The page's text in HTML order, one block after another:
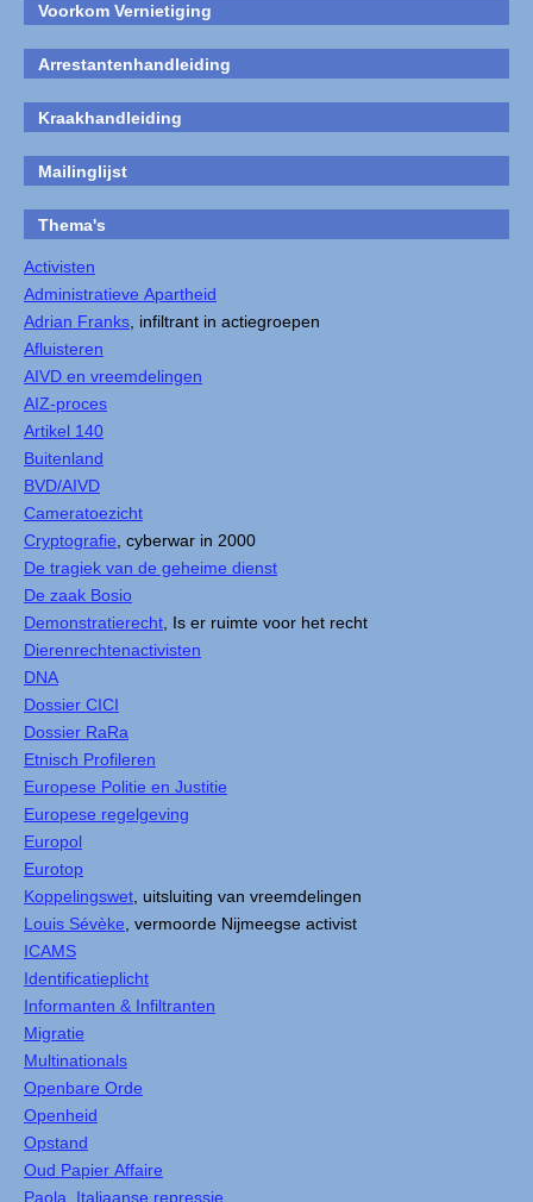
Voorkom Vernietiging
Arrestantenhandleiding
Kraakhandleiding
Mailinglijst
Thema's
Activisten
Administratieve Apartheid
Adrian Franks , infiltrant in actiegroepen
Afluisteren
AIVD en vreemdelingen
AIZ-proces
Artikel 140
Buitenland
BVD/AIVD
Cameratoezicht
Cryptografie , cyberwar in 2000
De tragiek van de geheime dienst
De zaak Bosio
Demonstratierecht , Is er ruimte voor het recht
Dierenrechtenactivisten
DNA
Dossier CICI
Dossier RaRa
Etnisch Profileren
Europese Politie en Justitie
Europese regelgeving
Europol
Eurotop
Koppelingswet , uitsluiting van vreemdelingen
Louis Sévèke , vermoorde Nijmeegse activist
ICAMS
Identificatieplicht
Informanten & Infiltranten
Migratie
Multinationals
Openbare Orde
Openheid
Opstand
Oud Papier Affaire
Paola, Italiaanse repressie